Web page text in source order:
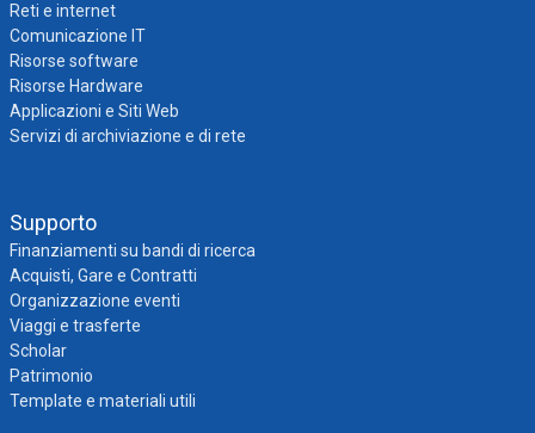
Reti e internet
Comunicazione IT
Risorse software
Risorse Hardware
Applicazioni e Siti Web
Servizi di archiviazione e di rete
Supporto
Finanziamenti su bandi di ricerca
Acquisti, Gare e Contratti
Organizzazione eventi
Viaggi e trasferte
Scholar
Patrimonio
Template e materiali utili